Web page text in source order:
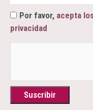
Por favor, acepta
privacidad